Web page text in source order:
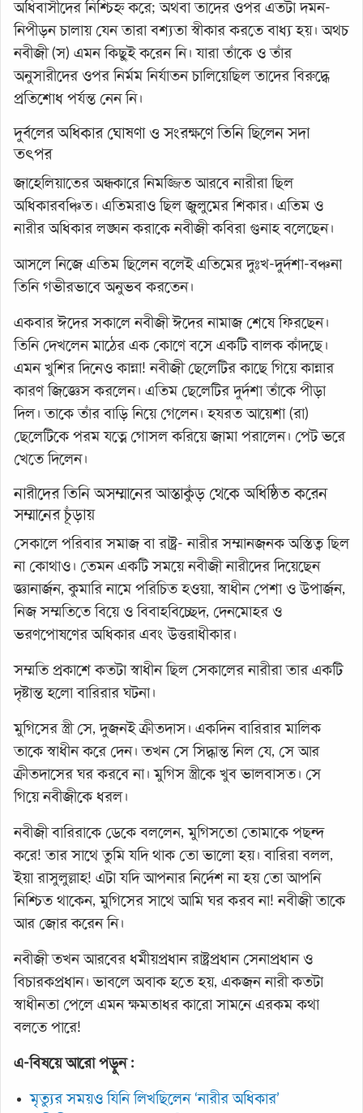
অধিবাসীদের নিশ্চিহ্ন করে; অথবা তাদের ওপর এতটা দমন-
নিপীড়ন চালায় যেন তারা বশ্যতা স্বীকার করতে বাধ্য হয়। অথচ
নবীজী (স) এমন কিছুই করেন নি। যারা তাঁকে ও তাঁর
অনুসারীদের ওপর নির্মম নির্যাতন চালিয়েছিল তাদের বিরুদ্ধে
প্রতিশোধ পর্যন্ত নেন নি।
দুর্বলের অধিকার ঘোষণা ও সংরক্ষণে তিনি ছিলেন সদা
তৎপর
জাহেলিয়াতের অন্ধকারে নিমজ্জিত আরবে নারীরা ছিল
অধিকারবঞ্চিত। এতিমরাও ছিল জুলুমের শিকার। এতিম ও
নারীর অধিকার লঙ্ঘন করাকে নবীজী কবিরা গুনাহ বলেছেন।
আসলে নিজে এতিম ছিলেন বলেই এতিমের দুঃখ-দুর্দশা-বঞ্চনা
তিনি গভীরভাবে অনুভব করতেন।
একবার ঈদের সকালে নবীজী ঈদের নামাজ শেষে ফিরছেন।
তিনি দেখলেন মাঠের এক কোণে বসে একটি বালক কাঁদছে।
এমন খুশির দিনেও কান্না! নবীজী ছেলেটির কাছে গিয়ে কান্নার
কারণ জিজ্ঞেস করলেন। এতিম ছেলেটির দুর্দশা তাঁকে পীড়া
দিল। তাকে তাঁর বাড়ি নিয়ে গেলেন। হযরত আয়েশা (রা)
ছেলেটিকে পরম যত্নে গোসল করিয়ে জামা পরালেন। পেট ভরে
খেতে দিলেন।
নারীদের তিনি অসম্মানের আস্তাকুঁড় থেকে অধিষ্ঠিত করেন
সম্মানের চূঁড়ায়
সেকালে পরিবার সমাজ বা রাষ্ট্র- নারীর সম্মানজনক অস্তিত্ব ছিল
না কোথাও। তেমন একটি সময়ে নবীজী নারীদের দিয়েছেন
জ্ঞানার্জন, কুমারি নামে পরিচিত হওয়া, স্বাধীন পেশা ও উপার্জন,
নিজ সম্মতিতে বিয়ে ও বিবাহবিচ্ছেদ, দেনমোহর ও
ভরণপোষণের অধিকার এবং উত্তরাধীকার।
সম্মতি প্রকাশে কতটা স্বাধীন ছিল সেকালের নারীরা তার একটি
দৃষ্টান্ত হলো বারিরার ঘটনা।
মুগিসের স্ত্রী সে, দুজনই ক্রীতদাস। একদিন বারিরার মালিক
তাকে স্বাধীন করে দেন। তখন সে সিদ্ধান্ত নিল যে, সে আর
ক্রীতদাসের ঘর করবে না। মুগিস স্ত্রীকে খুব ভালবাসত। সে
গিয়ে নবীজীকে ধরল।
নবীজী বারিরাকে ডেকে বললেন, মুগিসতো তোমাকে পছন্দ
করে! তার সাথে তুমি যদি থাক তো ভালো হয়। বারিরা বলল,
ইয়া রাসুলুল্লাহ! এটা যদি আপনার নির্দেশ না হয় তো আপনি
নিশ্চিত থাকেন, মুগিসের সাথে আমি ঘর করব না! নবীজী তাকে
আর জোর করেন নি।
নবীজী তখন আরবের ধর্মীয়প্রধান রাষ্ট্রপ্রধান সেনাপ্রধান ও
বিচারকপ্রধান। ভাবলে অবাক হতে হয়, একজন নারী কতটা
স্বাধীনতা পেলে এমন ক্ষমতাধর কারো সামনে এরকম কথা
বলতে পারে!
এ-বিষয়ে আরো পড়ুন :
মৃত্যুর সময়ও যিনি লিখছিলেন ‘নারীর অধিকার’